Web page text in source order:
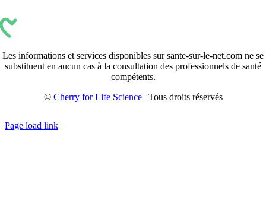
Les informations et services disponibles sur sante-sur-le-net.com ne se
substituent en aucun cas à la consultation des professionnels de santé
compétents.
© Cherry for Life Science| Tous droits réservés
Page load link